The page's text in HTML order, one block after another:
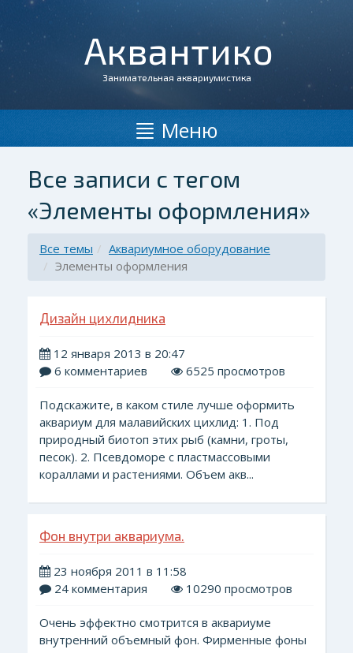
Аквантико
Занимательная аквариумистика
Меню
Все записи с тегом
«Элементы оформления»
Все темы
Аквариумное оборудование
Элементы оформления
Дизайн цихлидника
12 января 2013 в 20:47
6 комментариев
6525 просмотров
Подскажите, в каком стиле лучше оформить
аквариум для малавийских цихлид: 1. Под
природный биотоп этих рыб (камни, гроты,
песок). 2. Псевдоморе с пластмассовыми
кораллами и растениями. Объем акв...
Фон внутри аквариума.
23 ноября 2011 в 11:58
24 комментария
10290 просмотров
Очень эффектно смотрится в аквариуме
внутренний объемный фон. Фирменные фоны